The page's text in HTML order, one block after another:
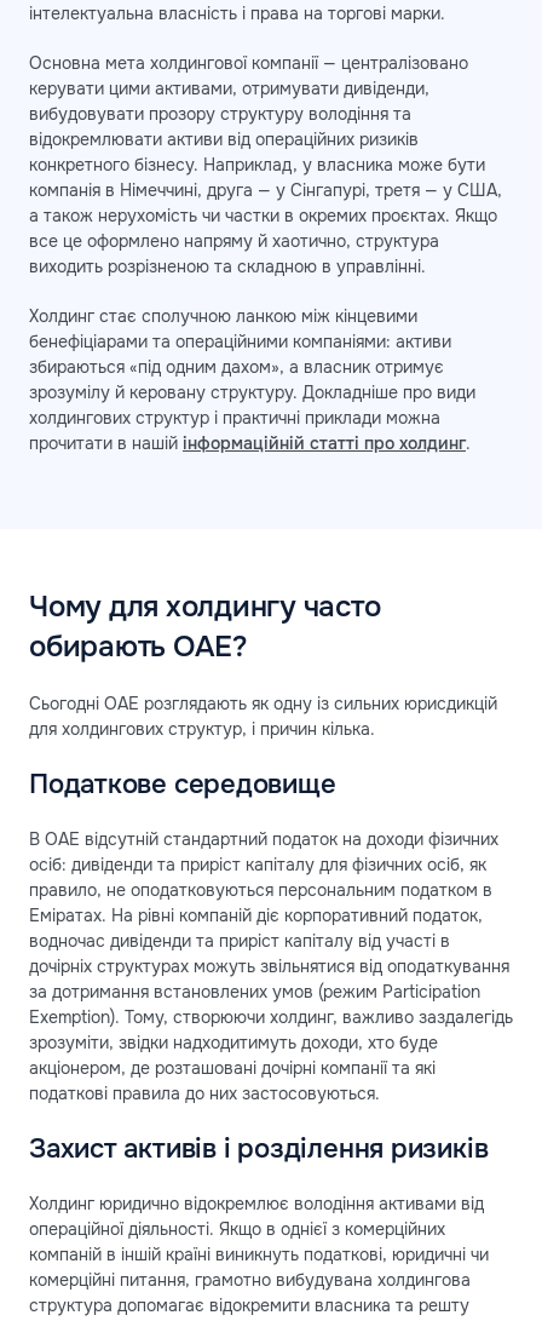
інтелектуальна власність і права на торгові марки.
Основна мета холдингової компанії — централізовано
керувати цими активами, отримувати дивіденди,
вибудовувати прозору структуру володіння та
відокремлювати активи від операційних ризиків
конкретного бізнесу. Наприклад, у власника може бути
компанія в Німеччині, друга — у Сінгапурі, третя — у США,
а також нерухомість чи частки в окремих проєктах. Якщо
все це оформлено напряму й хаотично, структура
виходить розрізненою та складною в управлінні.
Холдинг стає сполучною ланкою між кінцевими
бенефіціарами та операційними компаніями: активи
збираються «під одним дахом», а власник отримує
зрозумілу й керовану структуру. Докладніше про види
холдингових структур і практичні приклади можна
прочитати в нашій інформаційній статті про холдинг.
Чому для холдингу часто
обирають ОАЕ?
Сьогодні ОАЕ розглядають як одну із сильних юрисдикцій
для холдингових структур, і причин кілька.
Податкове середовище
В ОАЕ відсутній стандартний податок на доходи фізичних
осіб: дивіденди та приріст капіталу для фізичних осіб, як
правило, не оподатковуються персональним податком в
Еміратах. На рівні компаній діє корпоративний податок,
водночас дивіденди та приріст капіталу від участі в
дочірніх структурах можуть звільнятися від оподаткування
за дотримання встановлених умов (режим Participation
Exemption). Тому, створюючи холдинг, важливо заздалегідь
зрозуміти, звідки надходитимуть доходи, хто буде
акціонером, де розташовані дочірні компанії та які
податкові правила до них застосовуються.
Захист активів і розділення ризиків
Холдинг юридично відокремлює володіння активами від
операційної діяльності. Якщо в однієї з комерційних
компаній в іншій країні виникнуть податкові, юридичні чи
комерційні питання, грамотно вибудувана холдингова
структура допомагає відокремити власника та решту